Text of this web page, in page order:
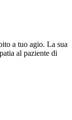
a tuo agio. La sua
al paziente di